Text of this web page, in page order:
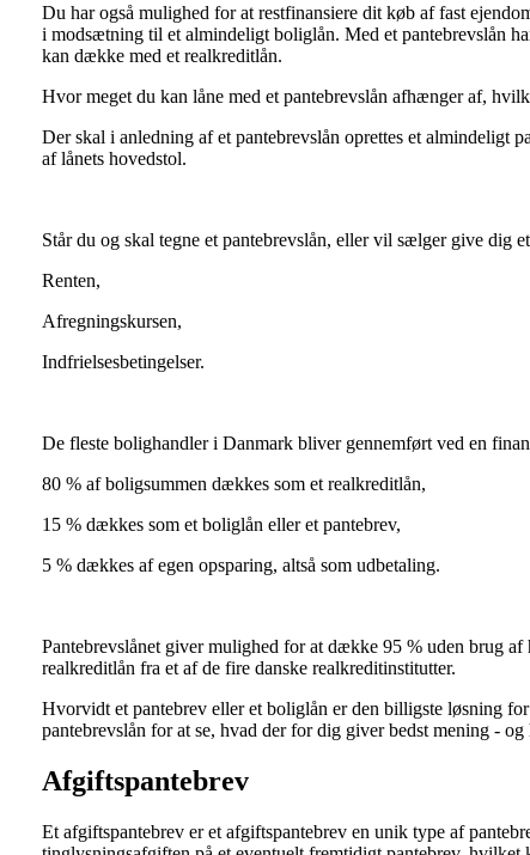
Du har også mulighed for at restfinansiere dit køb af fast
i modsætning til et almindeligt boliglån. Med et pantebrevslån
kan dække med et realkreditlån.
Hvor meget du kan låne med et pantebrevslån afhænger af,
Der skal i anledning af et pantebrevslån oprettes et almindeligt
af lånets hovedstol.
Står du og skal tegne et pantebrevslån, eller vil sælger give dig
Renten,
Afregningskursen,
Indfrielsesbetingelser.
De fleste bolighandler i Danmark bliver gennemført ved en
80 % af boligsummen dækkes som et realkreditlån,
15 % dækkes som et boliglån eller et pantebrev,
5 % dækkes af egen opsparing, altså som udbetaling.
Pantebrevslånet giver mulighed for at dække 95 % uden brug
realkreditlån fra et af de fire danske realkreditinstitutter.
Hvorvidt et pantebrev eller et boliglån er den billigste løsning
pantebrevslån for at se, hvad der for dig giver bedst mening - og
Afgiftspantebrev
Et afgiftspantebrev er et afgiftspantebrev en unik type af